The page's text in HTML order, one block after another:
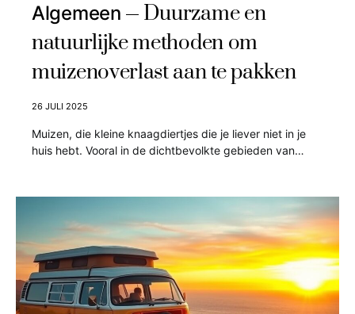
Algemeen
Duurzame en
natuurlijke methoden om
muizenoverlast aan te pakken
26 JULI 2025
Muizen, die kleine knaagdiertjes die je liever niet in je
huis hebt. Vooral in de dichtbevolkte gebieden van…